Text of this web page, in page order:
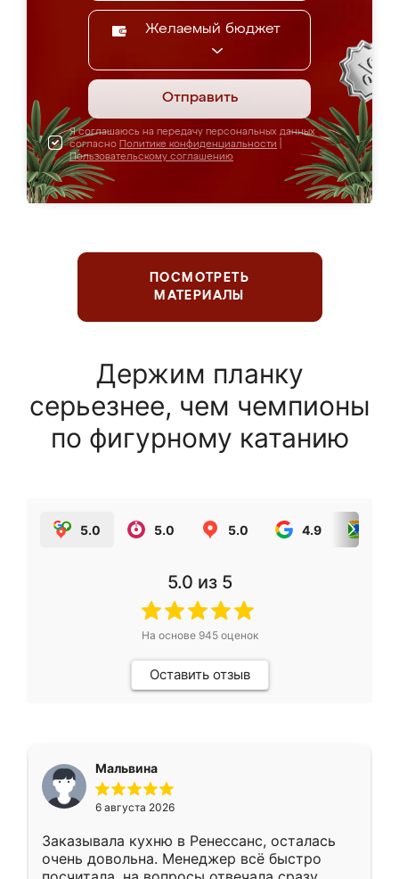
Желаемый бюджет
Отправить
Я соглашаюсь на передачу персональных данных
согласно Политике конфиденциальности
Пользовательскому соглашению
ПОСМОТРЕТЬ
МАТЕРИАЛЫ
Держим планку
серьезнее, чем чемпионы
по фигурному катанию
5.0 5.0 5.0 4.9
5.0 из 5
На основе 945оценок
Оставить отзыв
Мальвина
6 августа 2026
Заказывала кухню в Ренессанс, осталась
очень довольна. Менеджер всё быстро